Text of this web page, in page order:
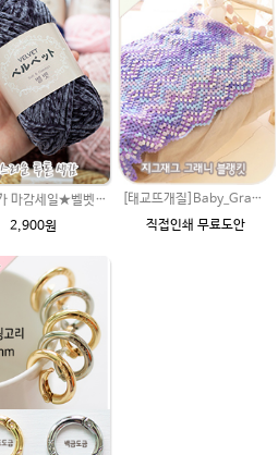
★최저가 마감세일★벨벳털실100g / 부드러운 뜨개실 가방실 모자실 벨벳사 벨벳뜨개실 벨벳실 밸뱃실 벨벳 벨뱃
2,900원
[태교뜨개질]Baby_Granny 베이비 그래니(그레니) 지그재그 블랭킷(아기이불 코바늘뜨기) 무료도안
직접인쇄 무료도안